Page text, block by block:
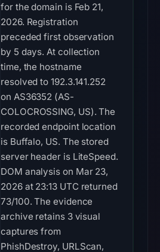
for the domain is Feb 21,
2026. Registration
preceded first observation
by 5 days. At collection
time, the hostname
resolved to 192.3.141.252
on AS36352 (AS-
COLOCROSSING, US). The
recorded endpoint location
is Buffalo, US. The stored
server header is LiteSpeed.
DOM analysis on Mar 23,
2026 at 23:13 UTC returned
73/100. The evidence
archive retains 3 visual
captures from
PhishDestroy, URLScan,